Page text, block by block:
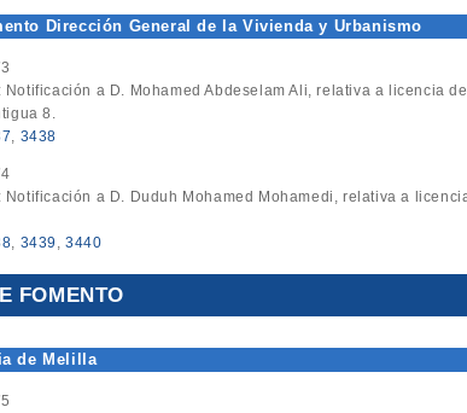
Dirección General de la Vivienda y Urbanismo
: Notificación a D. Mohamed Abdeselam Ali, relativa a licencia
8.
, 3438
: Notificación a D. Duduh Mohamed Mohamedi, relativa a
, 3439 ,3440
FOMENTO
de Melilla